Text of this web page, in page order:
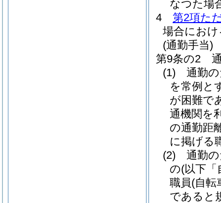
なつた場
4
第2項た
場合にお
(通勤手当)
第9条の2
(1)
通勤
を常例と
が困難で
通機関を
の通勤距
に掲げる
(2)
通勤
の(以下「
職員(自転
であると